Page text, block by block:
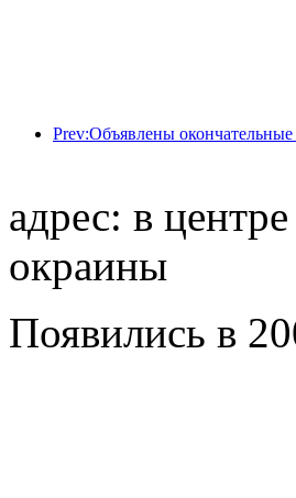
адрес: в
окраины
Появились в